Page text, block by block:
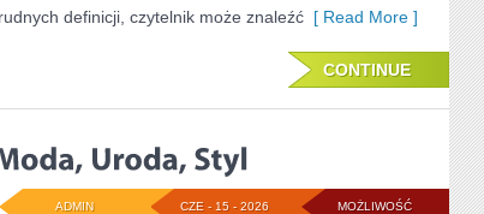
definicji, czytelnik może znaleźć [ Read More ]
CONTINUE
MOŻLIWOŚĆ
CZE - 15 - 2026
ADMIN